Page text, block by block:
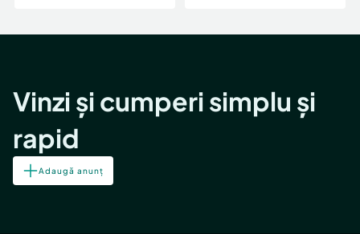
Vinzi și cumperi simplu și
rapid
Adaugă anunț